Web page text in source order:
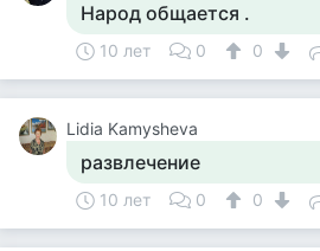
Народ общается .
10 лет 0 0
Lidia Kamysheva
развлечение
10 лет 0 0